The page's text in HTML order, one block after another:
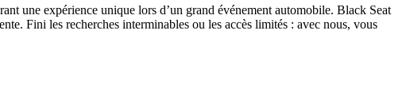
une expérience unique lors d’un grand événement automobile. Black Seat
Fini les recherches interminables ou les accès limités : avec nous, vous